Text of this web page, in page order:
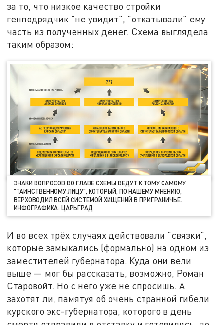
за то, что низкое качество стройки
генподрядчик "не увидит", "откатывали" ему
часть из полученных денег. Схема выглядела
таким образом:
ЗНАКИ ВОПРОСОВ ВО ГЛАВЕ СХЕМЫ ВЕДУТ К ТОМУ САМОМУ
"ТАИНСТВЕННОМУ ЛИЦУ", КОТОРЫЙ, ПО НАШЕМУ МНЕНИЮ,
ВЕРХОВОДИЛ ВСЕЙ СИСТЕМОЙ ХИЩЕНИЙ В ПРИГРАНИЧЬЕ.
ИНФОГРАФИКА: ЦАРЬГРАД
И во всех трёх случаях действовали "связки",
которые замыкались (формально) на одном из
заместителей губернатора. Куда они вели
выше — мог бы рассказать, возможно, Роман
Старовойт. Но с него уже не спросишь. А
захотят ли, памятуя об очень странной гибели
курского экс-губернатора, которого в день